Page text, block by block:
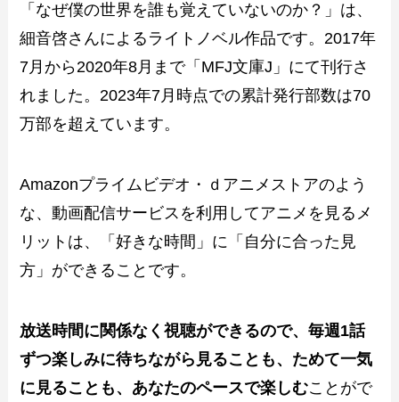
「なぜ僕の世界を誰も覚えていないのか？」は、
細音啓さんによるライトノベル作品です。2017年
7月から2020年8月まで「MFJ文庫J」にて刊行さ
れました。2023年7月時点での累計発行部数は70
万部を超えています。
Amazonプライムビデオ・ｄアニメストアのよう
な、動画配信サービスを利用してアニメを見るメ
リットは、「好きな時間」に「自分に合った見
方」ができることです。
放送時間に関係なく視聴ができるので、毎週1話
ずつ楽しみに待ちながら見ることも、ためて一気
に見ることも、あなたのペースで楽しむことがで